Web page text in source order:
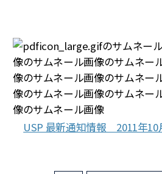
USP 最新通知情報 2011年